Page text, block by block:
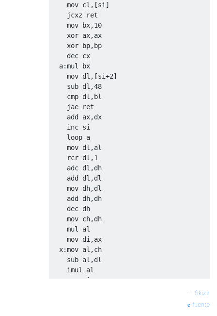
    or al,bl
    add bp,2
  y:int 29h
    dec cl
    jnz c
    mov al,bl
    int 29h
    mov al,13
    int 29h
    sub ch,2
    jnc x
    mov ax,bp
    cwd
    mov cl,7
  e:div di
    cmp cl,6
    jne z
    pusha
    mov al,46
    int 29h
  z:add al,48
    int 29h
    mov ax,bx
    mul dx
    jz ret
    dec cl
    mov cl,[si]
    jcxz ret
    mov bx,10
    xor ax,ax
    xor bp,bp
    dec cx
  a:mul bx
    mov dl,[si+2]
    sub dl,48
    cmp dl,bl
    jae ret
    add ax,dx
    inc si
    loop a
    mov dl,al
    rcr dl,1
    adc dl,dh
    add dl,dl
    mov dh,dl
    add dh,dh
    dec dh
    mov ch,dh
    mul al
    mov di,ax
  x:mov al,ch
    sub al,dl
    imul al
    mov si,ax
— Skizz
fuente